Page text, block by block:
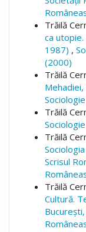
Trăilă
ca
1987) ,
(2000)
Trăilă
Trăilă
Trăilă
Scrisul
Trăilă
Cultură.